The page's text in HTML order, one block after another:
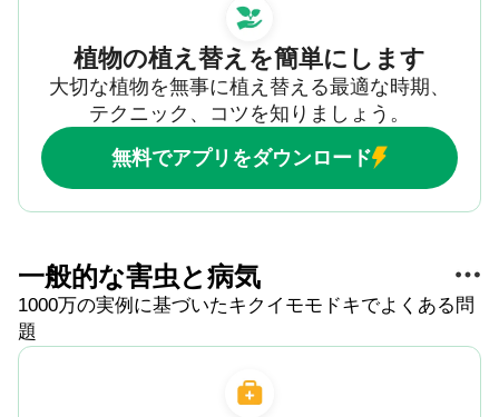
植物の植え替えを簡単にします
大切な植物を無事に植え替える最適な時期、
テクニック、コツを知りましょう。
無料でアプリをダウンロード
一般的な害虫と病気
1000万の実例に基づいたキクイモモドキでよくある問
題